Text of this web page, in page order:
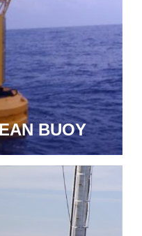
BUOY